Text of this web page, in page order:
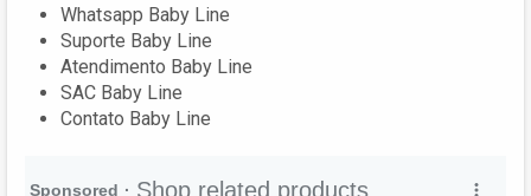
Whatsapp Baby Line
Suporte Baby Line
Atendimento Baby Line
SAC Baby Line
Contato Baby Line